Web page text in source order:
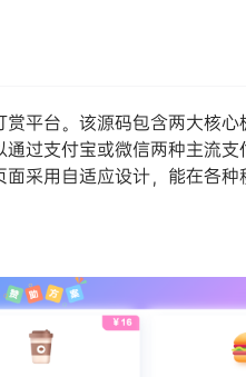
平台。该源码包含两大核
过支付宝或微信两种主流
采用自适应设计，能在各种